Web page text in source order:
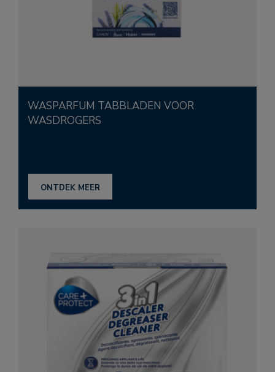
WASPARFUM TABBLADEN VOOR
WASDROGERS
ONTDEK MEER